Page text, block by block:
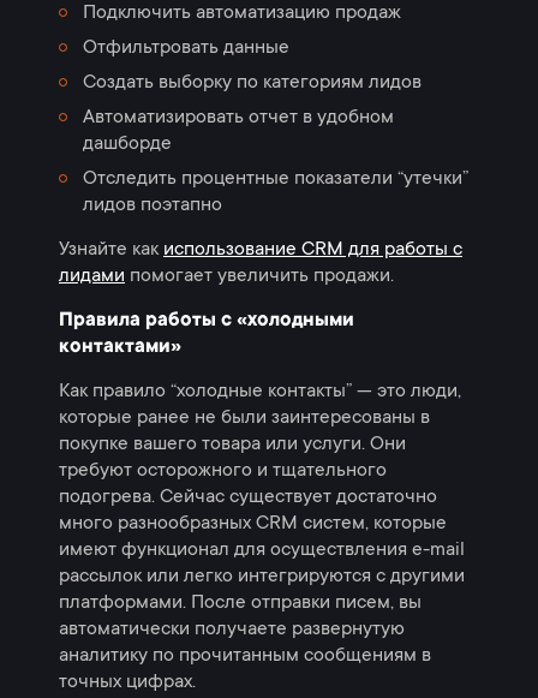
Подключить автоматизацию продаж
Отфильтровать данные
Создать выборку по категориям лидов
Автоматизировать отчет в удобном
дашборде
Отследить процентные показатели “утечки”
лидов поэтапно
Узнайте как использование CRM для работы с
лидами помогает увеличить продажи.
Правила работы с «холодными
контактами»
Как правило “холодные контакты” — это люди,
которые ранее не были заинтересованы в
покупке вашего товара или услуги. Они
требуют осторожного и тщательного
подогрева. Сейчас существует достаточно
много разнообразных CRM систем, которые
имеют функционал для осуществления е-mail
рассылок или легко интегрируются с другими
платформами. После отправки писем, вы
автоматически получаете развернутую
аналитику по прочитанным сообщениям в
точных цифрах.